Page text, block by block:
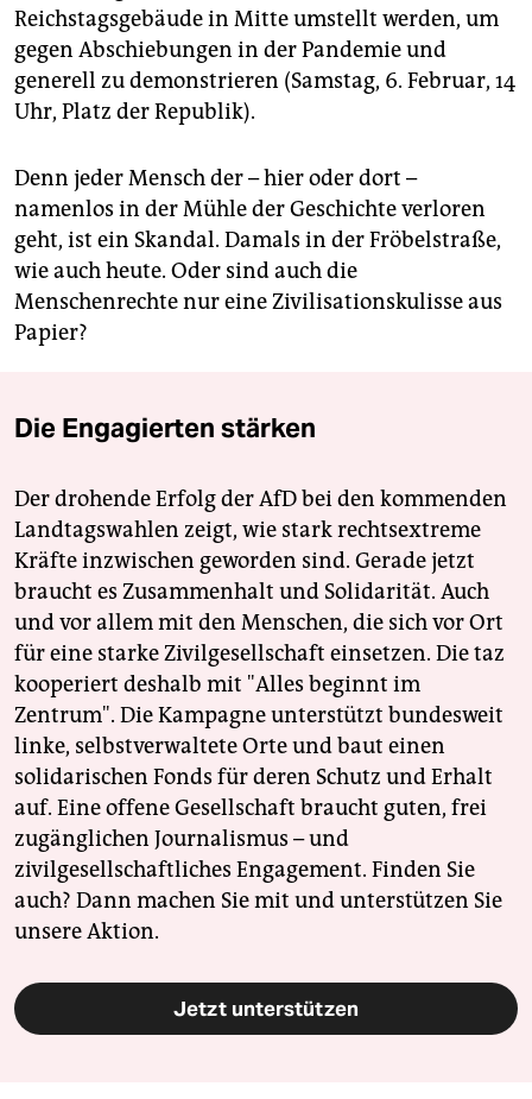
Reichstagsgebäude in Mitte umstellt werden, um
gegen Abschiebungen in der Pandemie und
generell zu demonstrieren (Samstag, 6. Februar, 14
Uhr, Platz der Republik).
Denn jeder Mensch der – hier oder dort –
namenlos in der Mühle der Geschichte verloren
geht, ist ein Skandal. Damals in der Fröbelstraße,
wie auch heute. Oder sind auch die
Menschenrechte nur eine Zivilisationskulisse aus
Papier?
Die Engagierten stärken
Der drohende Erfolg der AfD bei den kommenden
Landtagswahlen zeigt, wie stark rechtsextreme
Kräfte inzwischen geworden sind. Gerade jetzt
braucht es Zusammenhalt und Solidarität. Auch
und vor allem mit den Menschen, die sich vor Ort
für eine starke Zivilgesellschaft einsetzen. Die taz
kooperiert deshalb mit "Alles beginnt im
Zentrum". Die Kampagne unterstützt bundesweit
linke, selbstverwaltete Orte und baut einen
solidarischen Fonds für deren Schutz und Erhalt
auf. Eine offene Gesellschaft braucht guten, frei
zugänglichen Journalismus – und
zivilgesellschaftliches Engagement. Finden Sie
auch? Dann machen Sie mit und unterstützen Sie
unsere Aktion.
Jetzt unterstützen